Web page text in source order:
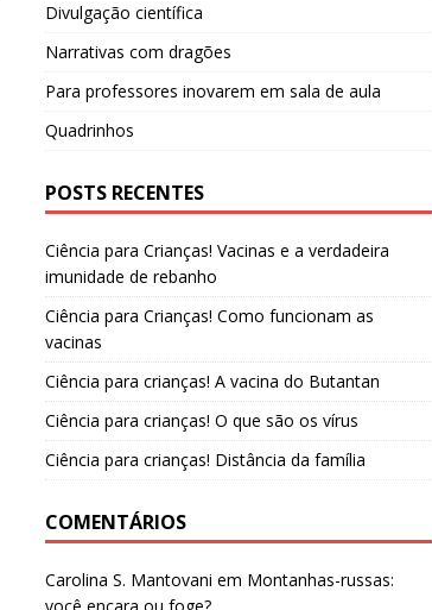
Divulgação científica
Narrativas com dragões
Para professores inovarem em sala de aula
Quadrinhos
POSTS RECENTES
Ciência para Crianças! Vacinas e a verdadeira
imunidade de rebanho
Ciência para Crianças! Como funcionam as
vacinas
Ciência para crianças! A vacina do Butantan
Ciência para crianças! O que são os vírus
Ciência para crianças! Distância da família
COMENTÁRIOS
Carolina S. Mantovani em Montanhas-russas: